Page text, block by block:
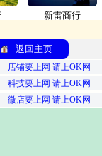
新雷商行
返回主页
店铺要上网 请上OK网
科技要上网 请上OK网
微店要上网 请上OK网